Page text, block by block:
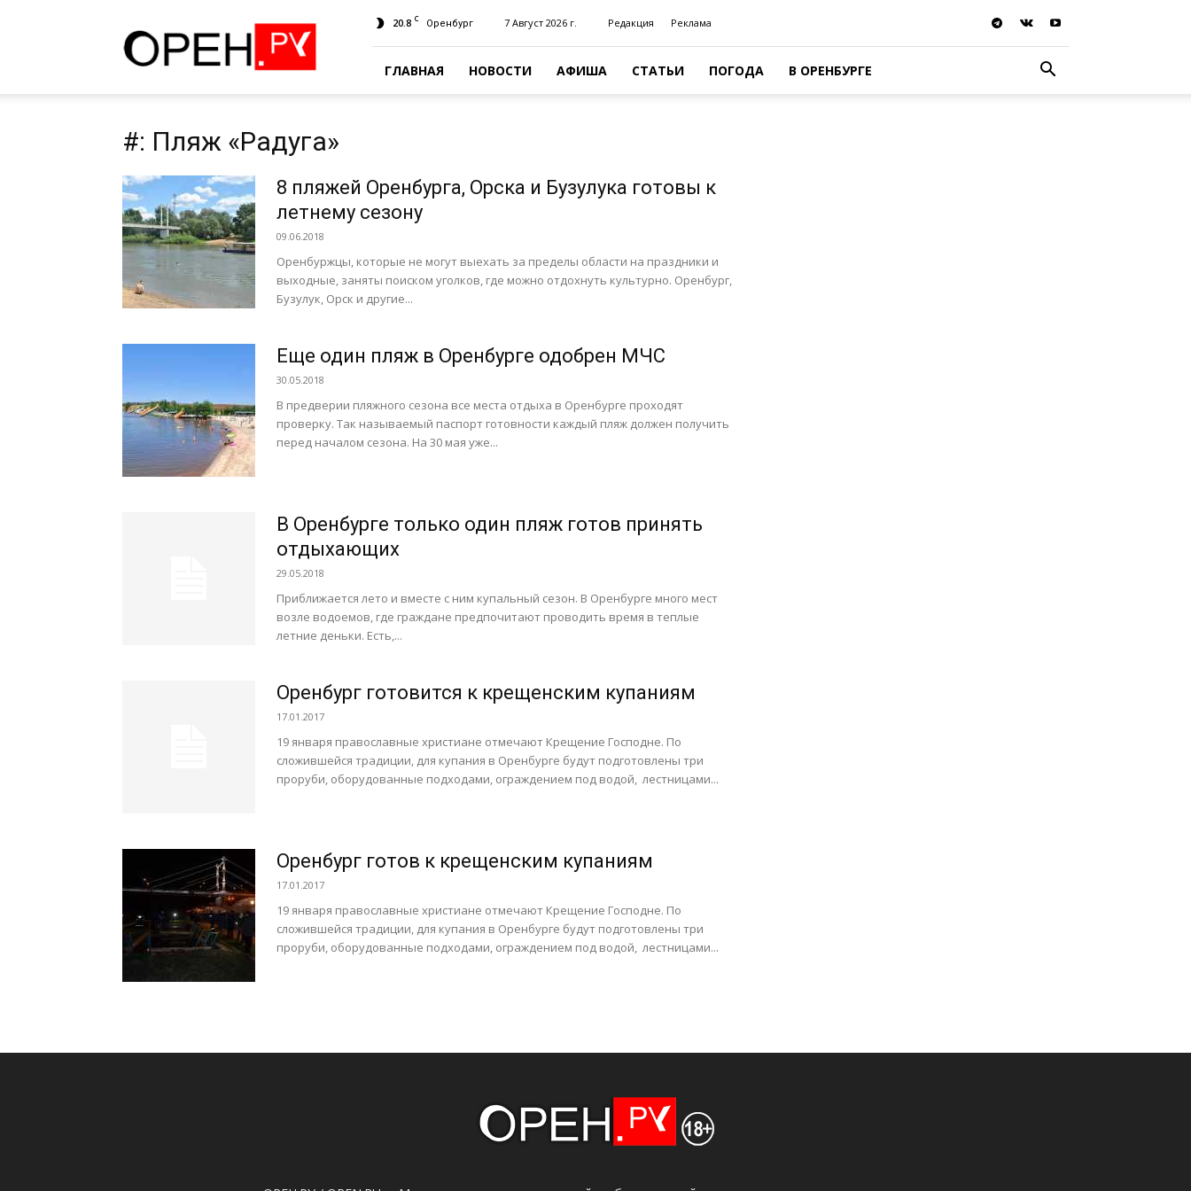
20.8 C Оренбург 7 Август 2026 г. Редакция Реклама
ГЛАВНАЯ НОВОСТИ АФИША СТАТЬИ ПОГОДА В ОРЕНБУРГЕ
#: Пляж «Радуга»
8 пляжей Оренбурга, Орска и Бузулука готовы к
летнему сезону
09.06.2018
Оренбуржцы, которые не могут выехать за пределы области на праздники и
выходные, заняты поиском уголков, где можно отдохнуть культурно. Оренбург,
Бузулук, Орск и другие...
Еще один пляж в Оренбурге одобрен МЧС
30.05.2018
В предверии пляжного сезона все места отдыха в Оренбурге проходят
проверку. Так называемый паспорт готовности каждый пляж должен получить
перед началом сезона. На 30 мая уже...
В Оренбурге только один пляж готов принять
отдыхающих
29.05.2018
Приближается лето и вместе с ним купальный сезон. В Оренбурге много мест
возле водоемов, где граждане предпочитают проводить время в теплые
летние деньки. Есть,...
Оренбург готовится к крещенским купаниям
17.01.2017
19 января православные христиане отмечают Крещение Господне. По
сложившейся традиции, для купания в Оренбурге будут подготовлены три
проруби, оборудованные подходами, ограждением под водой, лестницами...
Оренбург готов к крещенским купаниям
17.01.2017
19 января православные христиане отмечают Крещение Господне. По
сложившейся традиции, для купания в Оренбурге будут подготовлены три
проруби, оборудованные подходами, ограждением под водой, лестницами...